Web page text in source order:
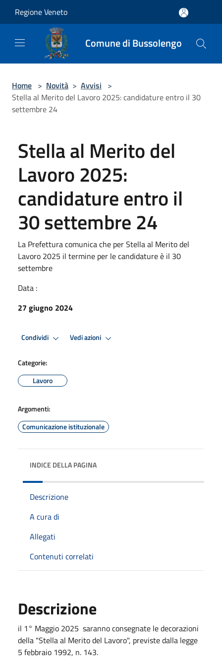
Regione Veneto
Comune di Bussolengo
Home > Novità > Avvisi >
Stella al Merito del Lavoro 2025: candidature entro il 30
settembre 24
Stella al Merito del
Lavoro 2025:
candidature entro il
30 settembre 24
La Prefettura comunica che per Stella al Merito del
Lavoro 2025 il termine per le candidature è il 30
settembre
Data :
27 giugno 2024
Condividi Vedi azioni
Categorie:
Lavoro
Argomenti:
Comunicazione istituzionale
INDICE DELLA PAGINA
Descrizione
A cura di
Allegati
Contenuti correlati
Descrizione
il 1° Maggio 2025 saranno consegnate le decorazioni
della "Stella al Merito del Lavoro", previste dalla legge
5 febbraio 1992, n. 143.